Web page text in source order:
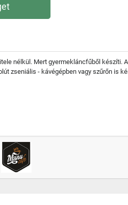
nélkül. Mert gyermekláncfűből készíti.
zseniális - kávégépben vagy szűrőn is